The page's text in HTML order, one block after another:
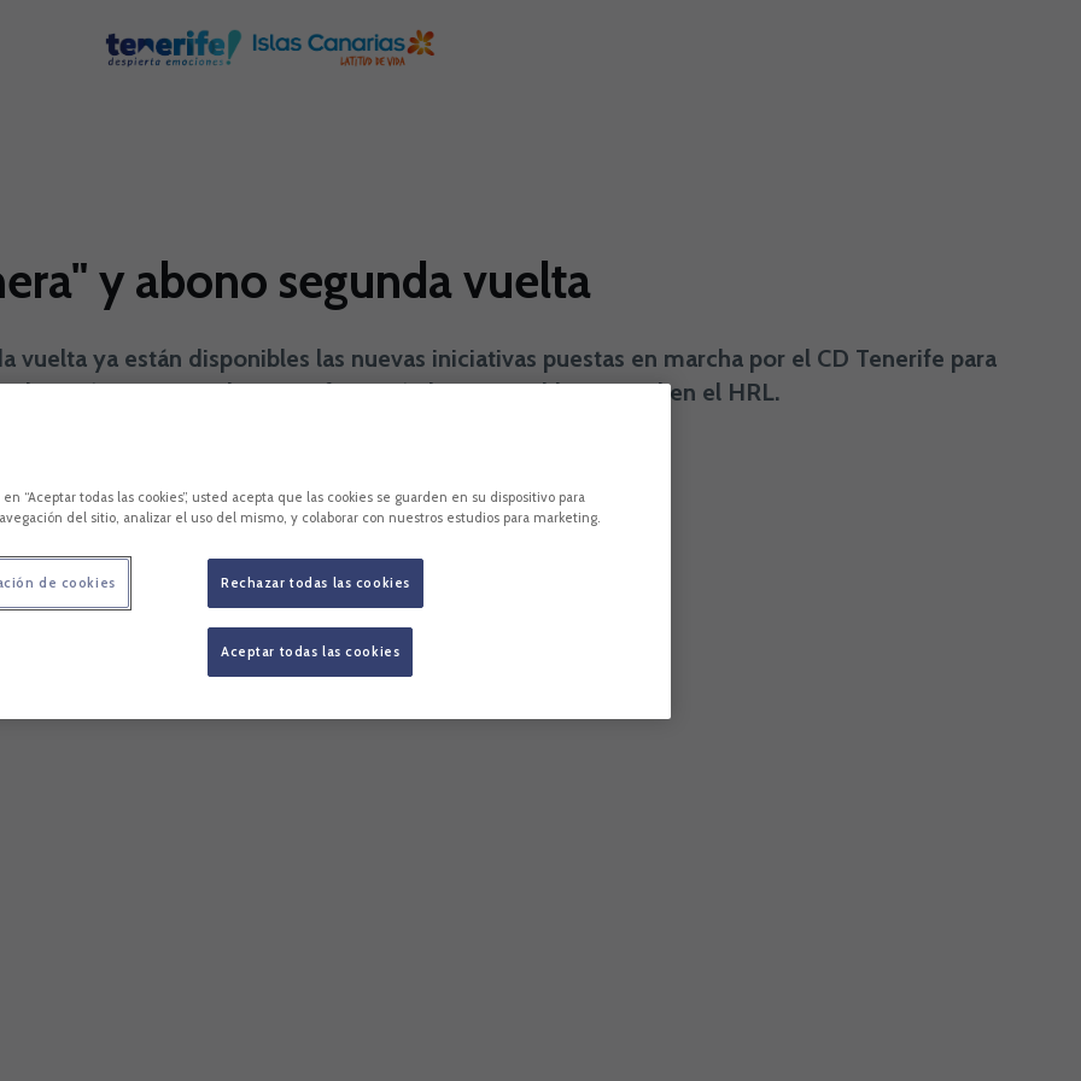
y abono segunda vuelta
vuelta ya están disponibles las nuevas iniciativas puestas en marcha por el CD Tenerife para
los próximos partidos que afrontará el conjunto blanquiazul en el HRL.
de "Primera"
“Aceptar todas las cookies”, usted acepta que las cookies se guarden en su dispositivo para
del sitio, analizar el uso del mismo, y colaborar con nuestros estudios para marketing.
Rechazar todas las cookies
Aceptar todas las cookies
de cookies